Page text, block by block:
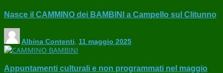
Nasce il CAMMINO dei BAMBINI a Campello sul Clitunno
Albina Contenti, 11 maggio 2025
Appuntamenti culturali e non programmati nel maggio